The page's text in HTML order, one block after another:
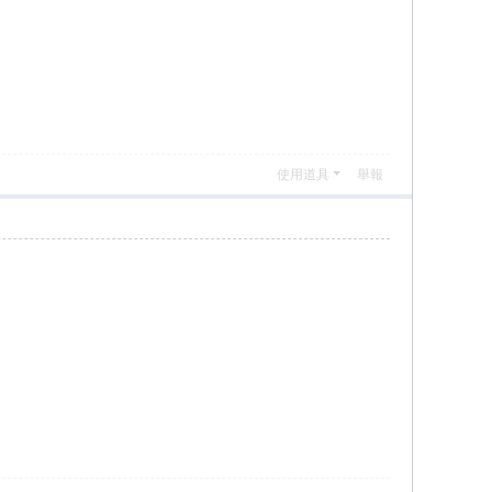
使用道具 舉報